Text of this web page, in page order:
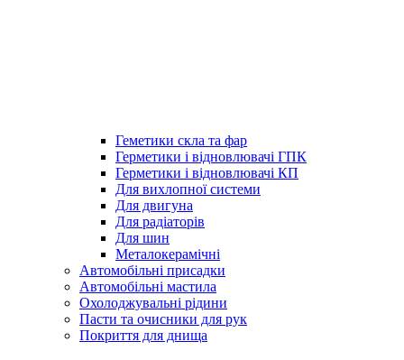
Геметики скла та фар
Герметики і відновлювачі ГПК
Герметики і відновлювачі КП
Для вихлопної системи
Для двигуна
Для радіаторів
Для шин
Металокерамічні
Автомобільні присадки
Автомобільні мастила
Охолоджувальні рідини
Пасти та очисники для рук
Покриття для днища